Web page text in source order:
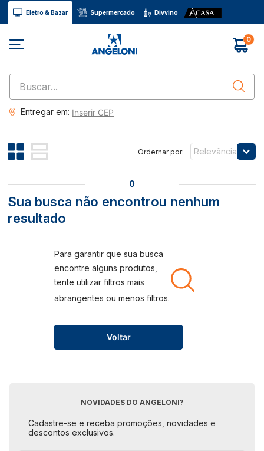
Eletro & Bazar Supermercado Divvino
0
Buscar...
Entregar em: Inserir CEP
Relevância
0
Voltar
NOVIDADES DO ANGELONI?
Cadastre-se e receba promoções, novidades e
descontos exclusivos.